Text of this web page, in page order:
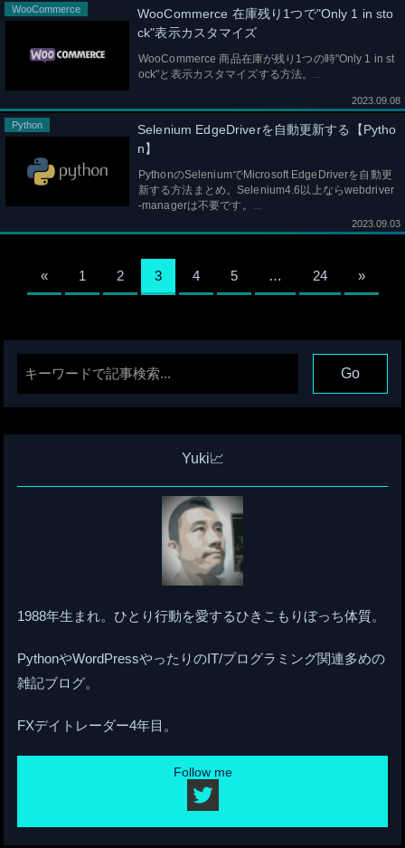
WooCommerce 在庫残り1つで"Only 1 in sto
ck"表示カスタマイズ
WooCommerce 商品在庫が残り1つの時"Only 1 in st
ock"と表示カスタマイズする方法。
2023.09.08
WooCommerce
Selenium EdgeDriverを自動更新する【Pytho
n】
PythonのSeleniumでMicrosoft EdgeDriverを自動更
新する方法まとめ。Selenium4.6以上ならwebdriver
-managerは不要です。
2023.09.03
Python
« 1 2 3 4 5 … 24 »
Yuki📈
1988年生まれ。ひとり行動を愛するひきこもりぼっち体質。
PythonやWordPressやったりのIT/プログラミング関連多めの
雑記ブログ。
FXデイトレーダー4年目。
Follow me